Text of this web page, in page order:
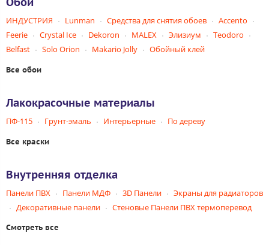
ИНДУСТРИЯ Lunman Средства для снятия обоев
Accento
Feerie
Crystal Ice Dekoron MALEX Элизиум
Teodoro
Belfast
Solo Orion Makario Jolly Обойный клей
Все обои
Лакокрасочные материалы
ПФ-115 Грунт-эмаль Интерьерные По дереву
Все краски
Внутренняя отделка
Панели ПВХ Панели МДФ 3D Панели
Экраны для радиаторов
Декоративные панели
Стеновые Панели ПВХ термоперевод
Смотреть все